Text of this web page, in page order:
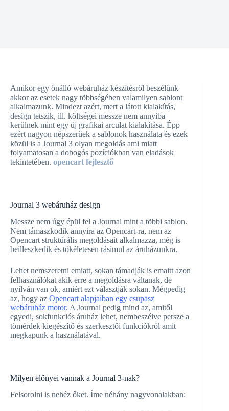
Amikor egy önálló webáruház készítésről beszélünk
akkor az esetek nagy többségében valamilyen sablont
alkalmazunk. Mindezt azért, mert a látott kialakítás,
design tetszik, ill. költségei messze nem annyiba
kerülnek mint egy új grafikai arculat kialakítása. Épp
ezért nagyon népszerűek a sablonok használata és ezek
közül is a Journal 3 olyan megoldás ami miatt
folyamatosan a dobogós pozíciókban van eladások
tekintetében. opencart fejlesztő
Journal 3 webáruház design
Messze nem úgy épül fel a Journal mint a többi sablon.
Nem támaszkodik annyira az Opencart-ra, nem az
Opencart struktúrális megoldásait alkalmazza, még is
beilleszkedik és tökéletesen rásimul az áruházunkra.
Lehet nemszeretni emiatt, sokan támadják is emaitt azon
felhasználókat akik erre a megoldásra váltanak, de
nyilván van ok, amiért ezt választják sokan. Mégpedig
az, hogy az Opencart alapjaiban egy csupasz
webáruház motor. A Journal pedig mind az, amitől
egyedi, sokfunkciós áruház lehet, nembeszélve persze a
tömérdek kiegészítő és szerkesztői funkciókról amit
megkapunk a használatával.
Milyen előnyei vannak a Journal 3-nak?
Felsorolni is nehéz őket. Íme néhány nagyvonalakban: